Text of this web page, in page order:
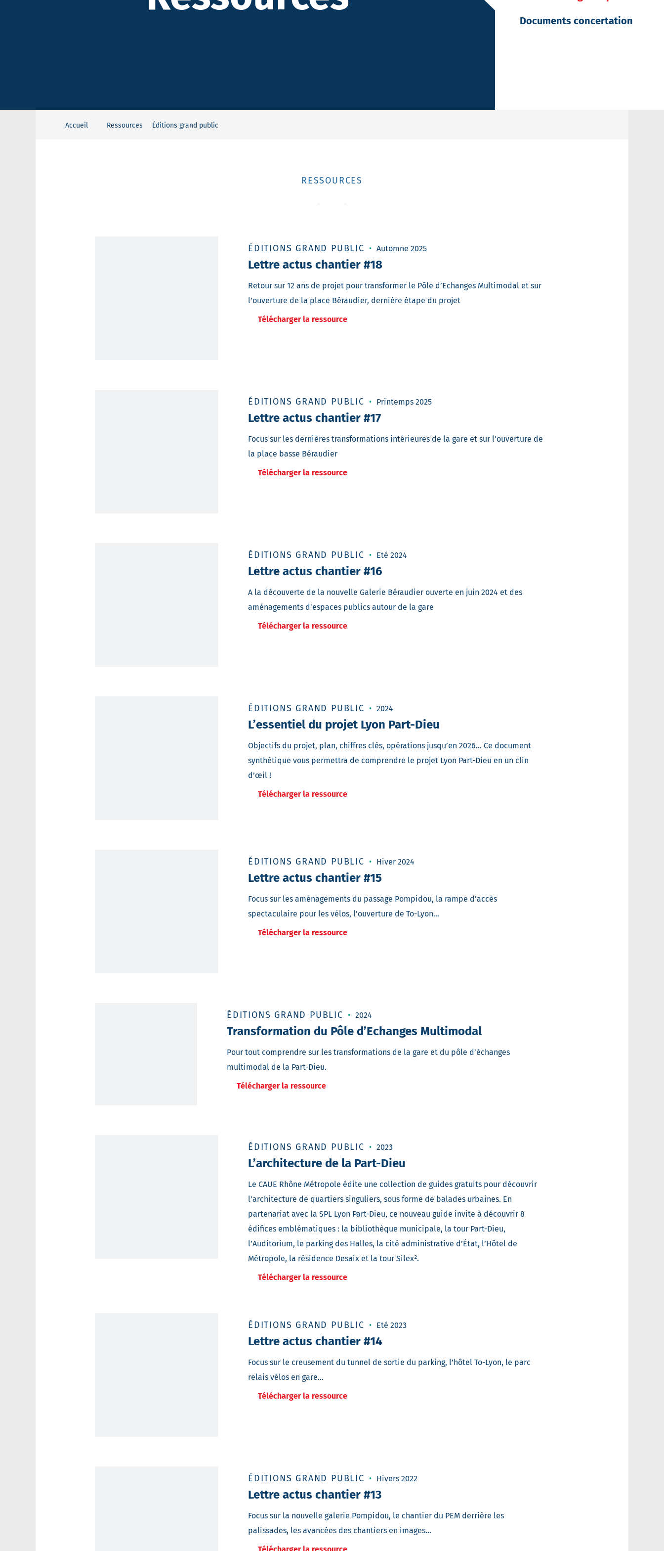
Documents concertation
Accueil Ressources Éditions grand public
RESSOURCES
ÉDITIONS GRAND PUBLIC Automne 2025
Lettre actus chantier #18
Retour sur 12 ans de projet pour transformer le Pôle d’Echanges Multimodal et sur
l’ouverture de la place Béraudier, dernière étape du projet
Télécharger la ressource
ÉDITIONS GRAND PUBLIC Printemps 2025
Lettre actus chantier #17
Focus sur les dernières transformations intérieures de la gare et sur l’ouverture de
la place basse Béraudier
Télécharger la ressource
ÉDITIONS GRAND PUBLIC Eté 2024
Lettre actus chantier #16
A la découverte de la nouvelle Galerie Béraudier ouverte en juin 2024 et des
aménagements d’espaces publics autour de la gare
Télécharger la ressource
ÉDITIONS GRAND PUBLIC 2024
L’essentiel du projet Lyon Part-Dieu
Objectifs du projet, plan, chiffres clés, opérations jusqu’en 2026… Ce document
synthétique vous permettra de comprendre le projet Lyon Part-Dieu en un clin
d’œil !
Télécharger la ressource
ÉDITIONS GRAND PUBLIC Hiver 2024
Lettre actus chantier #15
Focus sur les aménagements du passage Pompidou, la rampe d’accès
spectaculaire pour les vélos, l’ouverture de To-Lyon…
Télécharger la ressource
ÉDITIONS GRAND PUBLIC 2024
Transformation du Pôle d’Echanges Multimodal
Pour tout comprendre sur les transformations de la gare et du pôle d’échanges
multimodal de la Part-Dieu.
Télécharger la ressource
ÉDITIONS GRAND PUBLIC 2023
L’architecture de la Part-Dieu
Le CAUE Rhône Métropole édite une collection de guides gratuits pour découvrir
l’architecture de quartiers singuliers, sous forme de balades urbaines. En
partenariat avec la SPL Lyon Part-Dieu, ce nouveau guide invite à découvrir 8
édifices emblématiques : la bibliothèque municipale, la tour Part-Dieu,
l’Auditorium, le parking des Halles, la cité administrative d’État, l’Hôtel de
Métropole, la résidence Desaix et la tour Silex².
Télécharger la ressource
ÉDITIONS GRAND PUBLIC Eté 2023
Lettre actus chantier #14
Focus sur le creusement du tunnel de sortie du parking, l’hôtel To-Lyon, le parc
relais vélos en gare…
Télécharger la ressource
ÉDITIONS GRAND PUBLIC Hivers 2022
Lettre actus chantier #13
Focus sur la nouvelle galerie Pompidou, le chantier du PEM derrière les
palissades, les avancées des chantiers en images…